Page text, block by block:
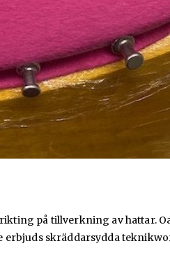
på tillverkning av hattar.
skräddarsydda